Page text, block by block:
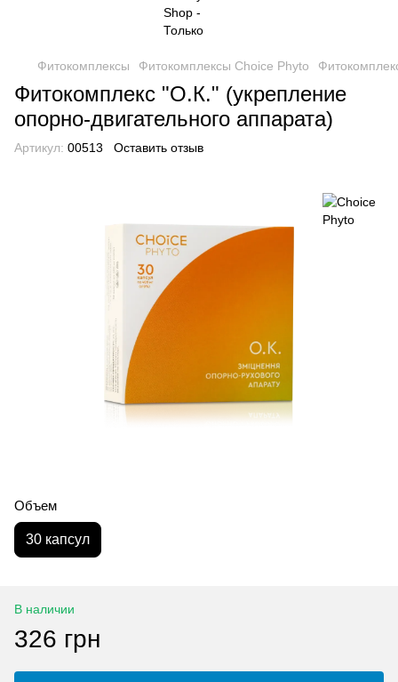
Фитокомплексы Фитокомплексы Choice Phyto
Фитокомплекс "О.К." (укрепление
опорно-двигательного аппарата)
Артикул: 00513 Оставить отзыв
Объем
30 капсул
В наличии
326 грн